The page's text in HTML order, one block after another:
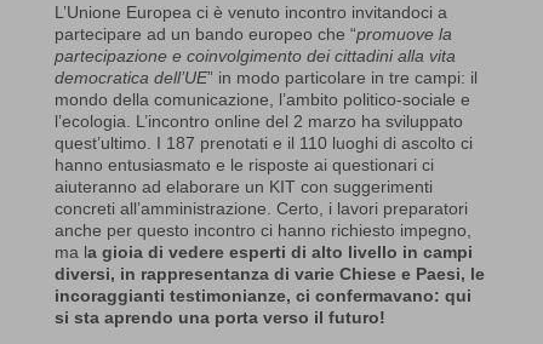
L’Unione Europea ci è venuto incontro invitandoci a
partecipare ad un bando europeo che “promuove la
partecipazione e coinvolgimento dei cittadini alla vita
democratica dell’UE” in modo particolare in tre campi: il
mondo della comunicazione, l’ambito politico-sociale e
l’ecologia. L’incontro online del 2 marzo ha sviluppato
quest’ultimo. I 187 prenotati e il 110 luoghi di ascolto ci
hanno entusiasmato e le risposte ai questionari ci
aiuteranno ad elaborare un KIT con suggerimenti
concreti all’amministrazione. Certo, i lavori preparatori
anche per questo incontro ci hanno richiesto impegno,
ma la gioia di vedere esperti di alto livello in campi
diversi, in rappresentanza di varie Chiese e Paesi, le
incoraggianti testimonianze, ci confermavano: qui
si sta aprendo una porta verso il futuro!